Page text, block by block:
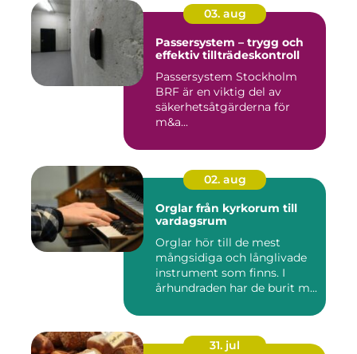
03. aug
Passersystem – trygg och
effektiv tillträdeskontroll
Passersystem Stockholm
BRF är en viktig del av
säkerhetsåtgärderna för
m&a...
02. aug
Orglar från kyrkorum till
vardagsrum
Orglar hör till de mest
mångsidiga och långlivade
instrument som finns. I
århundraden har de burit m...
31. jul